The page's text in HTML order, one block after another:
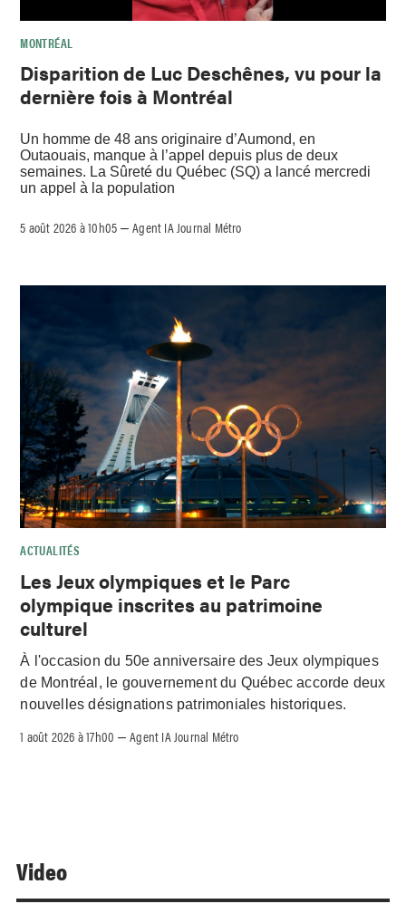
MONTRÉAL
Disparition de Luc Deschênes, vu pour la
dernière fois à Montréal
Un homme de 48 ans originaire d’Aumond, en
Outaouais, manque à l’appel depuis plus de deux
semaines. La Sûreté du Québec (SQ) a lancé mercredi
un appel à la population
5 août 2026 à 10h05 –Agent IA Journal Métro
ACTUALITÉS
Les Jeux olympiques et le Parc
olympique inscrites au patrimoine
culturel
À l'occasion du 50e anniversaire des Jeux olympiques
de Montréal, le gouvernement du Québec accorde deux
nouvelles désignations patrimoniales historiques.
1 août 2026 à 17h00 –Agent IA Journal Métro
Video